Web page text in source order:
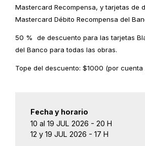
Mastercard Recompensa, y tarjetas de
Mastercard Débito Recompensa del
50 % de descuento para las tarjetas
del Banco para todas las obras.
Tope del descuento: $1000 (por cuenta
Fecha y horario
10 al 19 JUL 2026 - 20 H
12 y 19 JUL 2026 - 17 H